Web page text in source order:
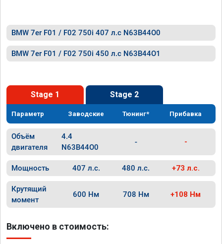
BMW 7er F01 / F02 750i 407 л.с N63B44O0
BMW 7er F01 / F02 750i 450 л.с N63B44O1
Stage 1 Stage 2
Параметр Заводские Тюнинг* Прибавка
Объём
двигателя
4.4
N63B44O0
- -
Мощность 407 л.с. 480 л.с. +73 л.с.
Крутящий
момент
600 Нм 708 Нм +108 Нм
Включено в стоимость: